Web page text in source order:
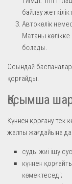
байлау
Автокөлік
Матаны
болады.
Осындай
қорғайды.
Қосымша
Күннен қорғану тек
жалпы жағдайына
суды жиі ішу
күннен
көмектеседі;